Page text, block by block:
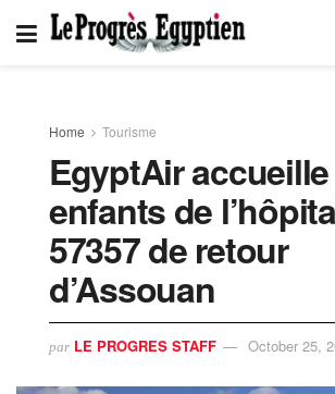
Home Tourisme
EgyptAir
enfants de
57357 de retour
d’Assouan
par LE PROGRES STAFF October 25,